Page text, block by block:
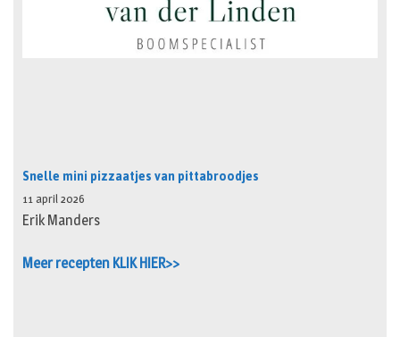
Snelle mini pizzaatjes van pittabroodjes
11 april 2026
Erik Manders
Meer recepten KLIK HIER>>